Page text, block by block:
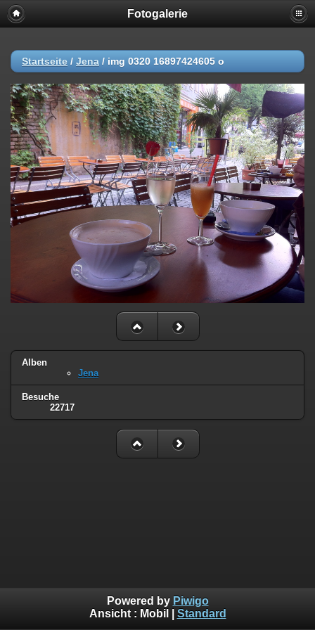
Fotogalerie
Startseite / Jena / img 0320 16897424605 o
Alben
Jena
Besuche
22717
Powered by Piwigo
Ansicht : Mobil Standard